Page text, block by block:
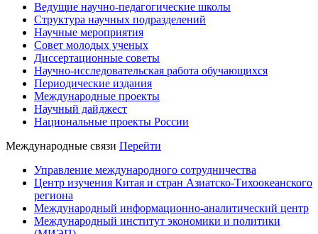
Ведущие научно-педагогические школы
Структура научных подразделений
Научные мероприятия
Совет молодых ученых
Диссертационные советы
Научно-исследовательская работа обучающихся
Периодические издания
Международные проекты
Научный дайджест
Национальные проекты России
Международные связи Перейти
Управление международного сотрудничества
Центр изучения Китая и стран Азиатско-Тихоокеанского
региона
Международный информационно-аналитический центр
Международный институт экономики и политики